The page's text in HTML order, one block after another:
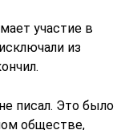
участие в
из
писал. Это было
обществе,